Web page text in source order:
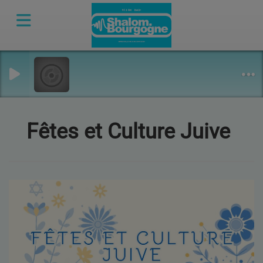
Fêtes et Culture Juive